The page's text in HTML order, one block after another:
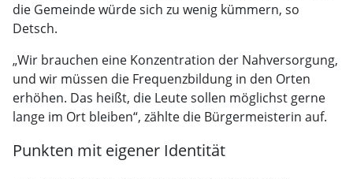
die Gemeinde würde sich zu wenig kümmern, so
Detsch.
„Wir brauchen eine Konzentration der Nahversorgung,
und wir müssen die Frequenzbildung in den Orten
erhöhen. Das heißt, die Leute sollen möglichst gerne
lange im Ort bleiben“, zählte die Bürgermeisterin auf.
Punkten mit eigener Identität